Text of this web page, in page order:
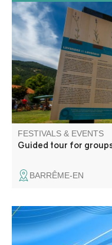
Accompanied by a
perfume plant
an internationally-
FESTIVALS & EVENTS
Guided tour for
BARRÊME-EN
Commemoration